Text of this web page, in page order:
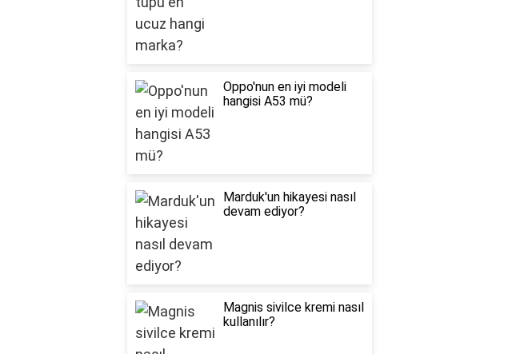
Oppo'nun en iyi modeli
hangisi A53 mü?
Marduk'un hikayesi nasıl
devam ediyor?
Magnis sivilce kremi nasıl
kullanılır?